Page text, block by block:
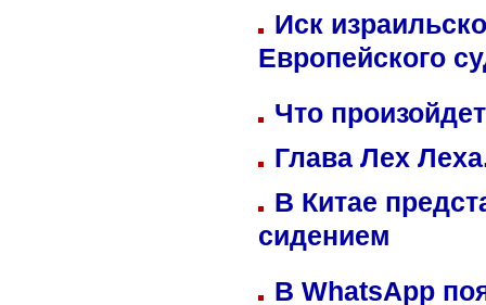
Иск
Европейского
Что
Глава Лех
В Китае
сидением
В WhatsApp